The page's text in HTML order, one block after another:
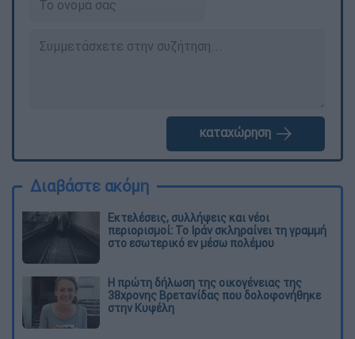
καταχώρηση
Διαβάστε ακόμη
Εκτελέσεις, συλλήψεις και νέοι
περιορισμοί: Το Ιράν σκληραίνει τη γραμμή
στο εσωτερικό εν μέσω πολέμου
Η πρώτη δήλωση της οικογένειας της
38χρονης Βρετανίδας που δολοφονήθηκε
στην Κυψέλη